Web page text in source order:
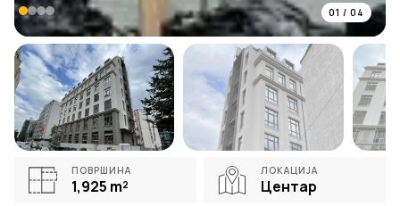
01 / 04
ПОВРШИНА
1,925 m²
ЛОКАЦИЈА
Центар